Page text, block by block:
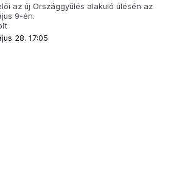
az új Országgyűlés alakuló ülésén az
9-én.
28. 17:05